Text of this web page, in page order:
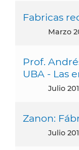
Fabricas
marzo
Prof.
UBA - Las
julio
Zanon:
julio